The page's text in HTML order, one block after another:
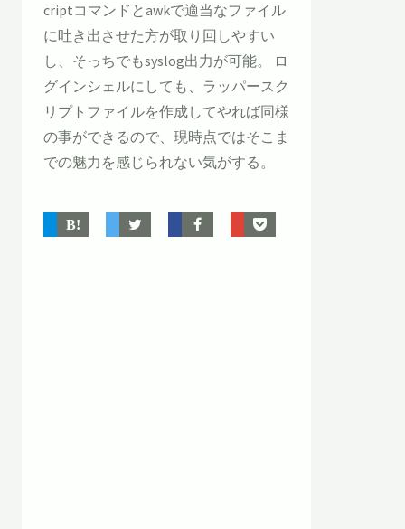
criptコマンドとawkで適当なファイル
に吐き出させた方が取り回しやすい
し、そっちでもsyslog出力が可能。 ロ
グインシェルにしても、ラッパースク
リプトファイルを作成してやれば同様
の事ができるので、現時点ではそこま
での魅力を感じられない気がする。